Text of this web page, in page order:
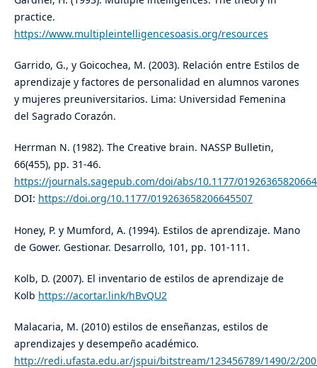
practice.
https://www.multipleintelligencesoasis.org/resources
Garrido, G., y Goicochea, M. (2003). Relación entre Estilos de
aprendizaje y factores de personalidad en alumnos varones
y mujeres preuniversitarios. Lima: Universidad Femenina
del Sagrado Corazón.
Herrman N. (1982). The Creative brain. NASSP Bulletin,
66(455), pp. 31-46.
https://journals.sagepub.com/doi/abs/10.1177/
DOI: https://doi.org/10.1177/019263658206645507
Honey, P. y Mumford, A. (1994). Estilos de aprendizaje. Mano
de Gower. Gestionar. Desarrollo, 101, pp. 101-111.
Kolb, D. (2007). El inventario de estilos de aprendizaje de
Kolb https://acortar.link/hBvQU2
Malacaria, M. (2010) estilos de enseñanzas, estilos de
aprendizajes y desempeño académico.
http://redi.ufasta.edu.ar/jspui/bitstream/123456789/1490/2/